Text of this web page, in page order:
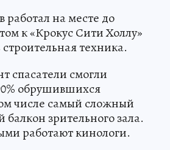
на месте до
к «Крокус Сити Холлу»
техника.
спасатели смогли
обрушившихся
числе самый сложный
зрительного зала.
работают кинологи.